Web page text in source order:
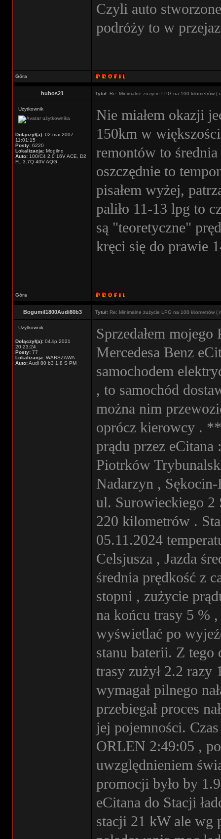
Czyli auto
podróży to w
Góra
hubos21 Tytuł: Re: Minimalne zużycie LPG na 100 kilometrów (
Użytkownik
Dołączył(a): 02.mar.2007
11:01:15
Posty: 6220
Lokalizacja: Mogilno
Auto: 100/C4 2.0 16V ACE, D2
FL 3.7Q 40V AQG
Nie miałem okazji
150km w
remontów to
oszczędnie to
pisałem wyżej,
paliło 11-13 lpg to
są "teoretyczne"
kręci się do prawie
Góra
Bogumil1800Audi80b3 Tytuł: Re: Minimalne zużycie LPG na 100 kilometrów (
Użytkownik
Dołączył(a): 04.lip.2021
20:23:24
Posty: 77
Lokalizacja: WARSZAWA
Auto:Audi 80 b3 1,8 S PM
Sprzedałem
Mercedesa Benz
samochodem
, to samochód
można nim
oprócz kierowcy .
prądu przez eCitana
Piotrków
Nadarzyn ,
ul. Surowieckiego 2
220 kilometrów .
05.11.2024
Celsjusza , Jazda
średnia prędkość z
stopni , zużycie
na końcu trasy 5 % ,
wyświetlać po
stanu baterii. Z tego
trasy zużył 2.2
wymagał pilnego
przebiegał proces
jej pojemności.
ORLEN 2:49:05 ,
uwzględnieniem
promocji było by
eCitana do Stacji
stacji 21 kW ale wg